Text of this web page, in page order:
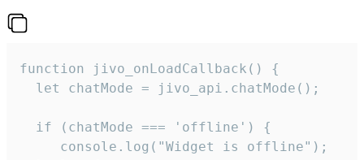
function jivo_onLoadCallback() {
  let chatMode = jivo_api.chatMode();
  if (chatMode === 'offline') {
     console.log("Widget is offline");